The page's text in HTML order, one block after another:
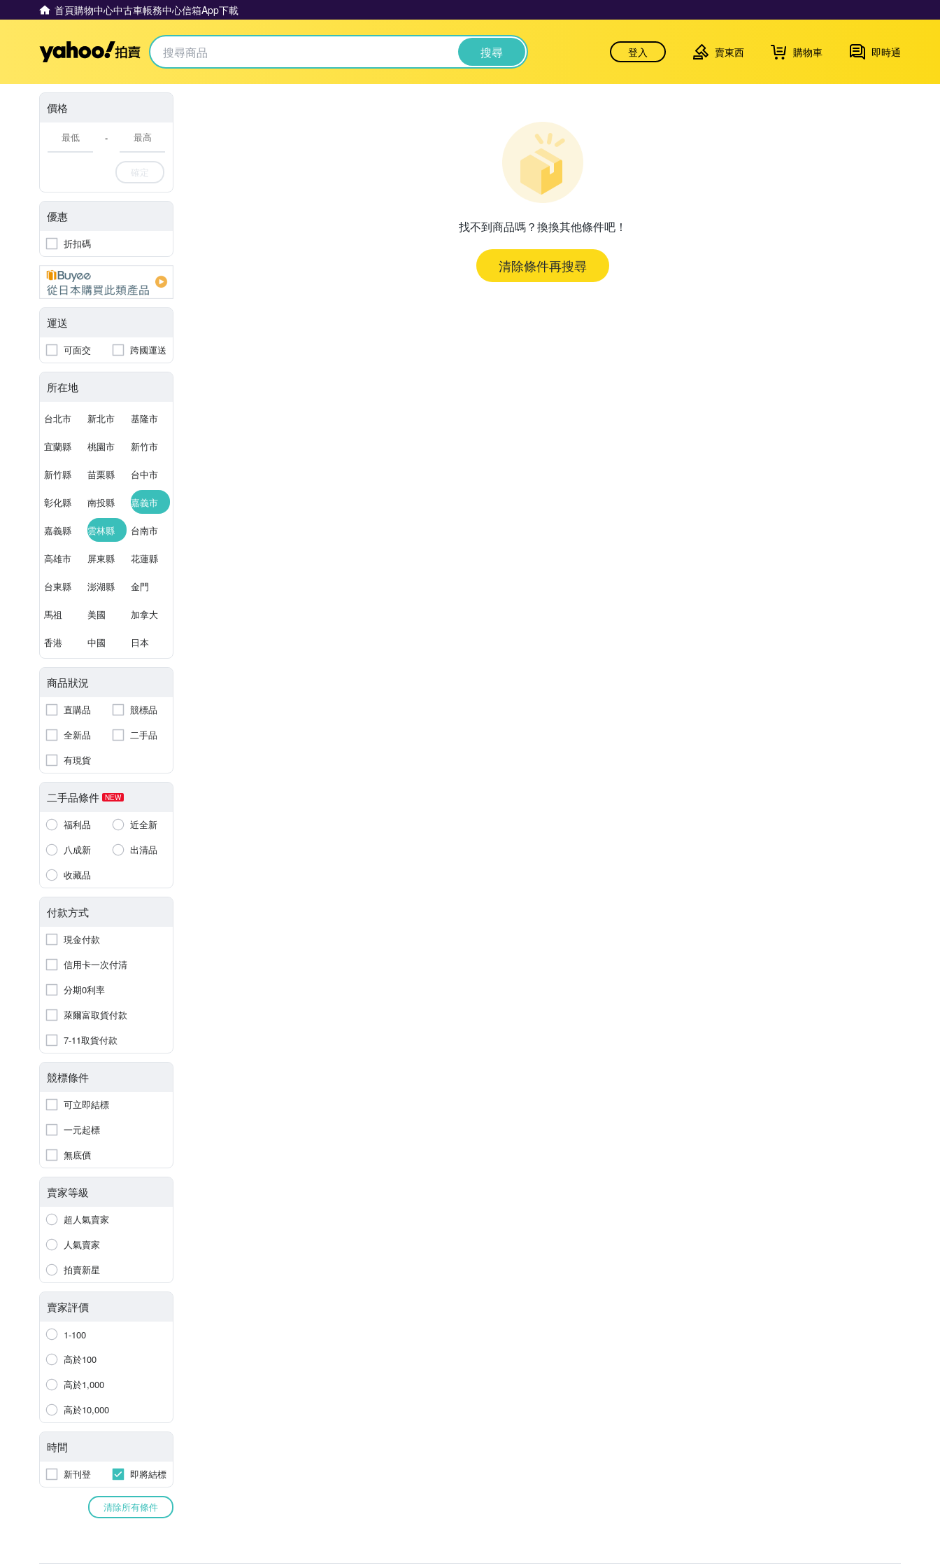
首頁購物中心中古車帳務中心信箱App下載
Yahoo拍賣 搜尋 登入 賣東西 購物車 即時通
價格
-
確定
優惠
折扣碼
運送
可面交 跨國運送
所在地
台北市 新北市 基隆市
宜蘭縣 桃園市 新竹市
新竹縣 苗栗縣 台中市
彰化縣 南投縣 嘉義市
嘉義縣 雲林縣 台南市
高雄市 屏東縣 花蓮縣
台東縣 澎湖縣 金門
馬祖 美國 加拿大
香港 中國 日本
商品狀況
直購品
競標品
全新品
二手品
有現貨
二手品條件 NEW
福利品
近全新
八成新
出清品
收藏品
付款方式
現金付款
信用卡一次付清
分期0利率
萊爾富取貨付款
7-11取貨付款
競標條件
可立即結標
一元起標
無底價
賣家等級
超人氣賣家
人氣賣家
拍賣新星
賣家評價
1-100
高於100
高於1,000
高於10,000
時間
新刊登 即將結標
清除所有條件
找不到商品嗎？換換其他條件吧！
清除條件再搜尋